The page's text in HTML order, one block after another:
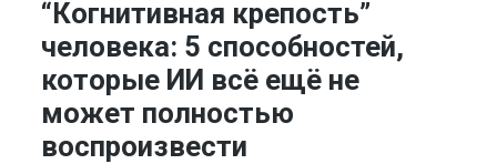
“Когнитивная крепость”
человека: 5 способностей,
которые ИИ всё ещё не
может полностью
воспроизвести